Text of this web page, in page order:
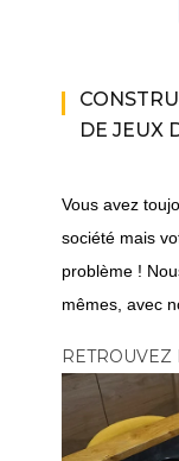
DE JEUX
Vous avez
société mais
problème !
mêmes, avec
RETROUVEZ